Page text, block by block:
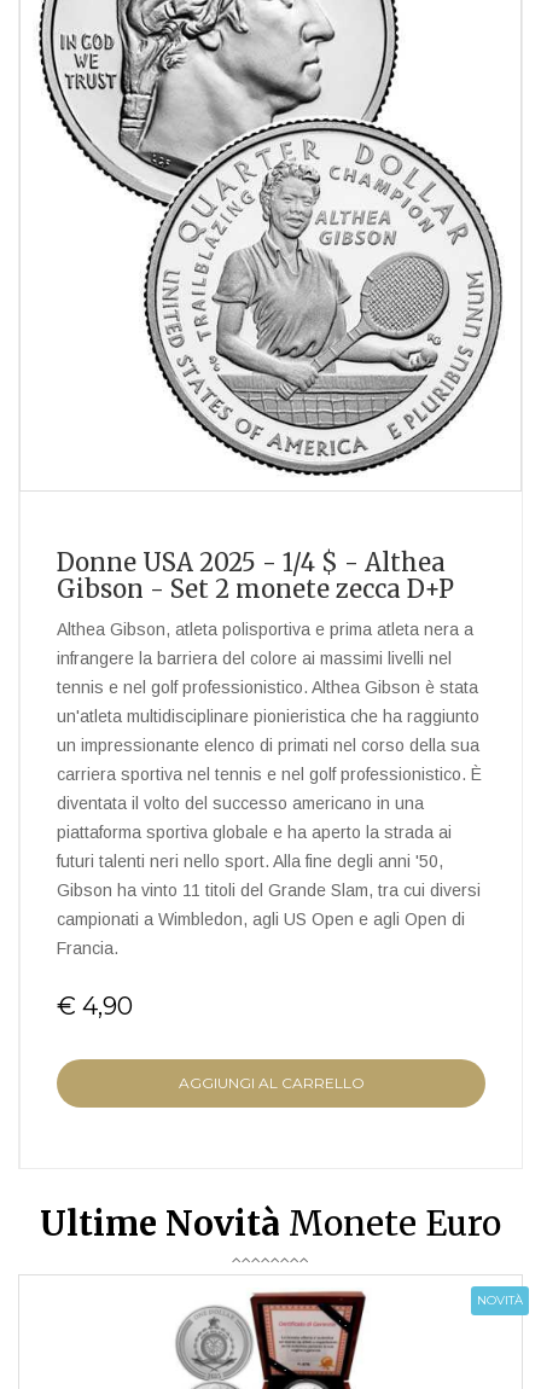
Donne USA 2025 - 1/4 $ - Althea
Gibson - Set 2 monete zecca D+P
Althea Gibson, atleta polisportiva e prima atleta nera a
infrangere la barriera del colore ai massimi livelli nel
tennis e nel golf professionistico. Althea Gibson è stata
un'atleta multidisciplinare pionieristica che ha raggiunto
un impressionante elenco di primati nel corso della sua
carriera sportiva nel tennis e nel golf professionistico. È
diventata il volto del successo americano in una
piattaforma sportiva globale e ha aperto la strada ai
futuri talenti neri nello sport. Alla fine degli anni '50,
Gibson ha vinto 11 titoli del Grande Slam, tra cui diversi
campionati a Wimbledon, agli US Open e agli Open di
Francia.
€ 4,90
AGGIUNGI AL CARRELLO
Ultime Novità Monete Euro
NOVITÀ